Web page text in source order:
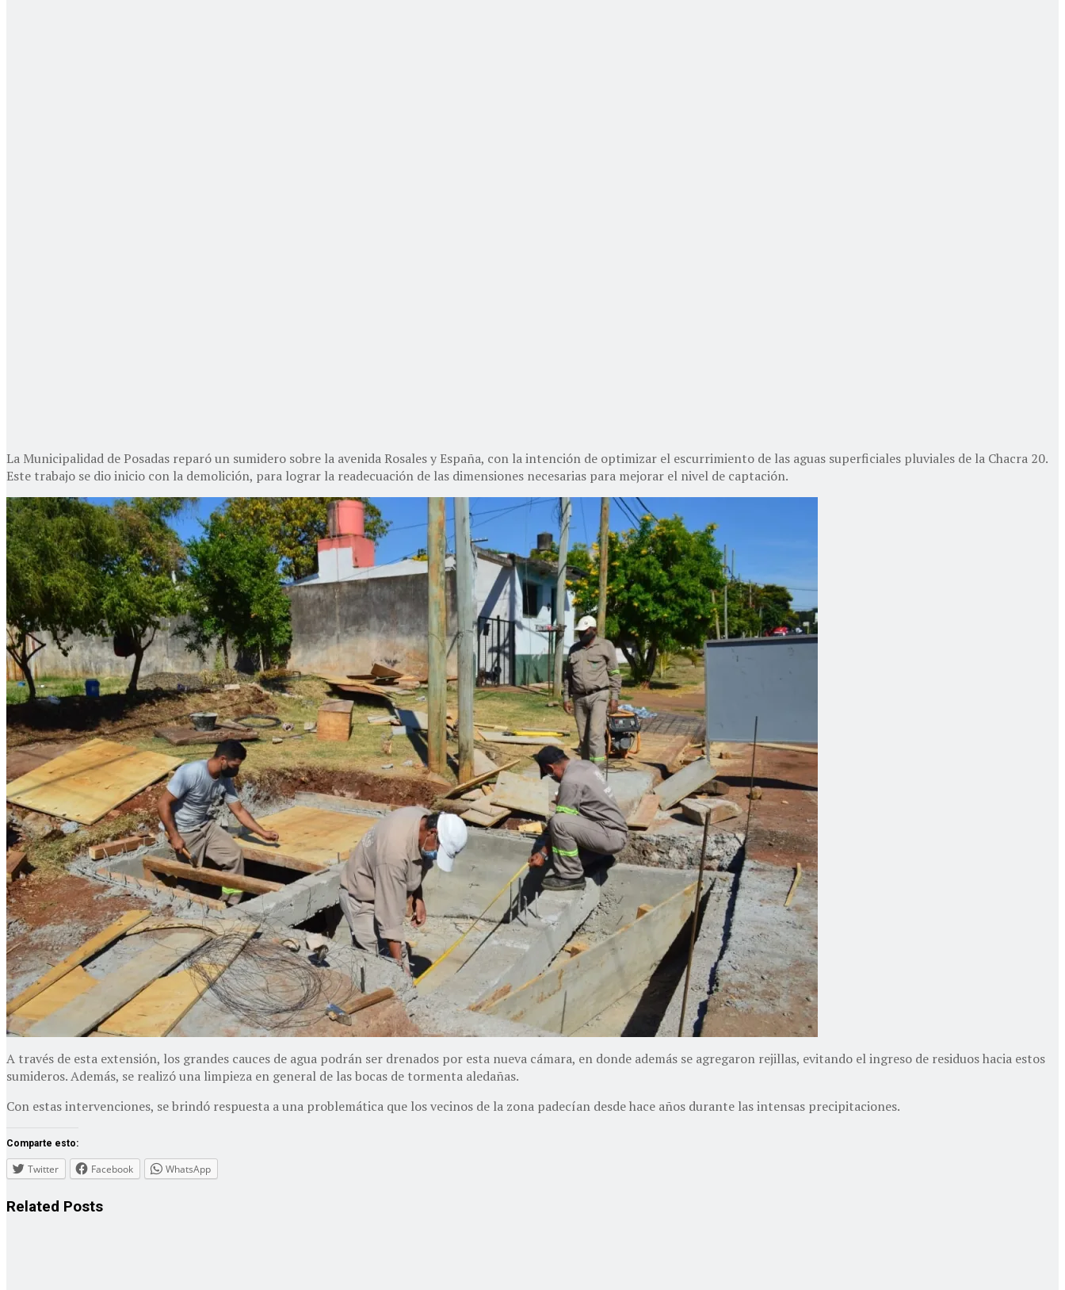
La Municipalidad de Posadas reparó un sumidero sobre la avenida Rosales y España, con la intención de optimizar el escurrimiento de las aguas superficiales pluviales de la Chacra 20.
Este trabajo se dio inicio con la demolición, para lograr la readecuación de las dimensiones necesarias para mejorar el nivel de captación.
A través de esta extensión, los grandes cauces de agua podrán ser drenados por esta nueva cámara, en donde además se agregaron rejillas, evitando el ingreso de residuos hacia estos
sumideros. Además, se realizó una limpieza en general de las bocas de tormenta aledañas.
Con estas intervenciones, se brindó respuesta a una problemática que los vecinos de la zona padecían desde hace años durante las intensas precipitaciones.
Comparte esto:
Twitter Facebook WhatsApp
Related Posts